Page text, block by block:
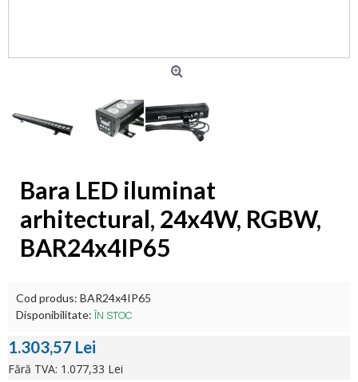
Bara LED iluminat
arhitectural, 24x4W, RGBW,
BAR24x4IP65
Cod produs: BAR24x4IP65
Disponibilitate:
ÎN STOC
1.303,57 Lei
Fără TVA: 1.077,33 Lei